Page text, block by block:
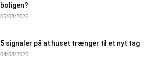
boligen?
05/08/2026
5 signaler på at huset trænger til et nyt tag
04/08/2026